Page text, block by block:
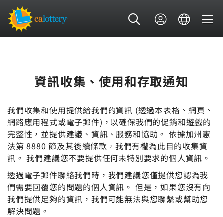
資訊收集、使用和存取通知
我們收集和使用提供給我們的資訊 (透過本表格、網頁、
網路應用程式或電子郵件)，以確保我們的促銷和遊戲的
完整性，並提供建議、資訊、服務和協助。 依據加州憲
法第 8880 節及其後續條款，我們有權為此目的收集資
訊。 我們建議您不要提供任何未特別要求的個人資訊。
透過電子郵件聯絡我們時，我們建議您僅提供您認為我
們需要回覆您的問題的個人資訊。 但是，如果您沒有向
我們提供足夠的資訊，我們可能無法與您聯繫或幫助您
解決問題。